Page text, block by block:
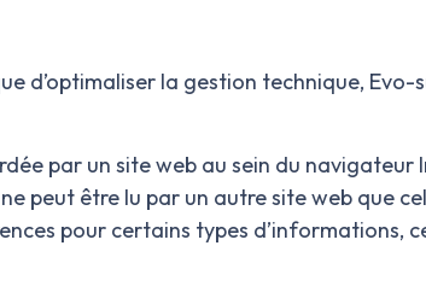
d’optimaliser la gestion technique, Evo-
par un site web au sein du
peut être lu par un autre site web que
pour certains types d’informations,